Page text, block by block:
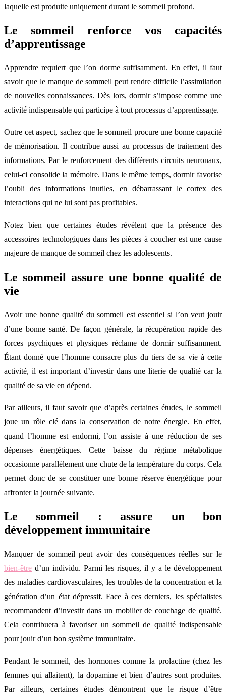
laquelle est produite uniquement durant le sommeil profond.
Le sommeil renforce vos capacités
d’apprentissage
Apprendre requiert que l’on dorme suffisamment. En effet, il faut
savoir que le manque de sommeil peut rendre difficile l’assimilation
de nouvelles connaissances. Dès lors, dormir s’impose comme une
activité indispensable qui participe à tout processus d’apprentissage.
Outre cet aspect, sachez que le sommeil procure une bonne capacité
de mémorisation. Il contribue aussi au processus de traitement des
informations. Par le renforcement des différents circuits neuronaux,
celui-ci consolide la mémoire. Dans le même temps, dormir favorise
l’oubli des informations inutiles, en débarrassant le cortex des
interactions qui ne lui sont pas profitables.
Notez bien que certaines études révèlent que la présence des
accessoires technologiques dans les pièces à coucher est une cause
majeure de manque de sommeil chez les adolescents.
Le sommeil assure une bonne qualité de
vie
Avoir une bonne qualité du sommeil est essentiel si l’on veut jouir
d’une bonne santé. De façon générale, la récupération rapide des
forces psychiques et physiques réclame de dormir suffisamment.
Étant donné que l’homme consacre plus du tiers de sa vie à cette
activité, il est important d’investir dans une literie de qualité car la
qualité de sa vie en dépend.
Par ailleurs, il faut savoir que d’après certaines études, le sommeil
joue un rôle clé dans la conservation de notre énergie. En effet,
quand l’homme est endormi, l’on assiste à une réduction de ses
dépenses énergétiques. Cette baisse du régime métabolique
occasionne parallèlement une chute de la température du corps. Cela
permet donc de se constituer une bonne réserve énergétique pour
affronter la journée suivante.
Le sommeil : assure un bon
développement immunitaire
Manquer de sommeil peut avoir des conséquences réelles sur le
bien-être d’un individu. Parmi les risques, il y a le développement
des maladies cardiovasculaires, les troubles de la concentration et la
génération d’un état dépressif. Face à ces derniers, les spécialistes
recommandent d’investir dans un mobilier de couchage de qualité.
Cela contribuera à favoriser un sommeil de qualité indispensable
pour jouir d’un bon système immunitaire.
Pendant le sommeil, des hormones comme la prolactine (chez les
femmes qui allaitent), la dopamine et bien d’autres sont produites.
Par ailleurs, certaines études démontrent que le risque d’être